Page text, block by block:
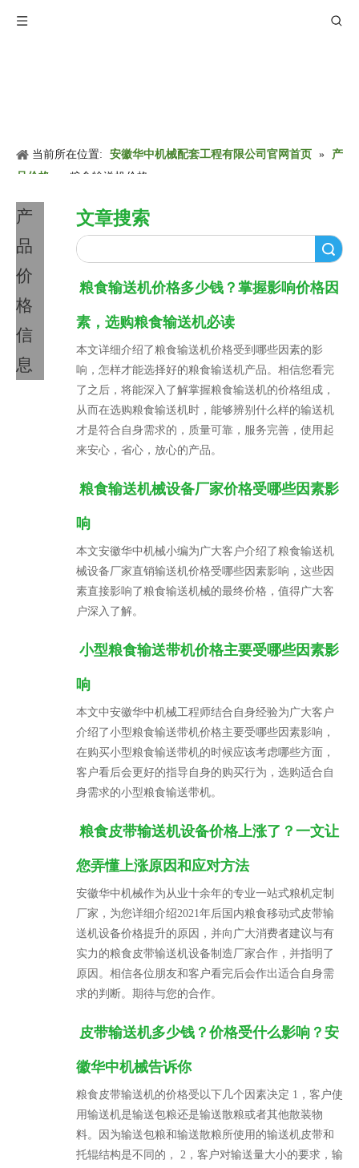
当前所在位置: 安徽华中机械配套工程有限公司官网首页 »
产
品价格
粮食输送机价格
产
品
价
格
信
息
文章搜索
粮食输送机价格多少钱？掌握影响价格因
素，选购粮食输送机必读
本文详细介绍了粮食输送机价格受到哪些因素的影
响，怎样才能选择好的粮食输送机产品。相信您看完
了之后，将能深入了解掌握粮食输送机的价格组成，
从而在选购粮食输送机时，能够辨别什么样的输送机
才是符合自身需求的，质量可靠，服务完善，使用起
来安心，省心，放心的产品。
粮食输送机械设备厂家价格受哪些因素影
响
本文安徽华中机械小编为广大客户介绍了粮食输送机
械设备厂家直销输送机价格受哪些因素影响，这些因
素直接影响了粮食输送机械的最终价格，值得广大客
户深入了解。
小型粮食输送带机价格主要受哪些因素影
响
本文中安徽华中机械工程师结合自身经验为广大客户
介绍了小型粮食输送带机价格主要受哪些因素影响，
在购买小型粮食输送带机的时候应该考虑哪些方面，
客户看后会更好的指导自身的购买行为，选购适合自
身需求的小型粮食输送带机。
粮食皮带输送机设备价格上涨了？一文让
您弄懂上涨原因和应对方法
安徽华中机械作为从业十余年的专业一站式粮机定制
厂家，为您详细介绍2021年后国内粮食移动式皮带输
送机设备价格提升的原因，并向广大消费者建议与有
实力的粮食皮带输送机设备制造厂家合作，并指明了
原因。相信各位朋友和客户看完后会作出适合自身需
求的判断。期待与您的合作。
皮带输送机多少钱？价格受什么影响？安
徽华中机械告诉你
粮食皮带输送机的价格受以下几个因素决定 1，客户使
用输送机是输送包粮还是输送散粮或者其他散装物
料。因为输送包粮和输送散粮所使用的输送机皮带和
托辊结构是不同的， 2，客户对输送量大小的要求，输